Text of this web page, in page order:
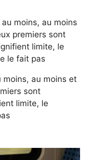
moins, au moins et
sont
limite, le